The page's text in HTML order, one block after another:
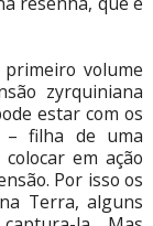
volume
zyrquiniana
estar com os
– filha de uma
em ação
Por isso os
Terra, alguns